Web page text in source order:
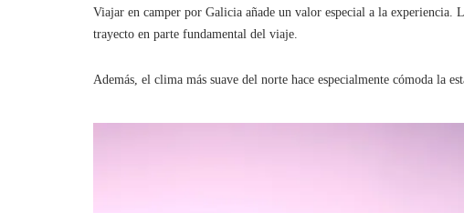
Viajar en camper por Galicia añade un valor especial a la experiencia.
trayecto en parte fundamental del viaje.
Además, el clima más suave del norte hace especialmente cómoda la